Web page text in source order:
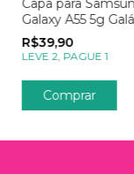
Capa para
Galaxy A55 5g
Acredite, Sonhe e
Conquiste
R$39,90
LEVE 2, PAGUE 1
Comprar